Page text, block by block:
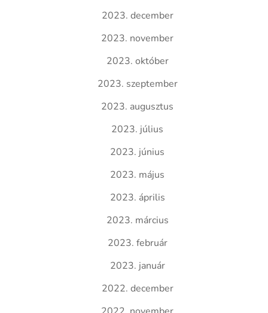
2023. december
2023. november
2023. október
2023. szeptember
2023. augusztus
2023. július
2023. június
2023. május
2023. április
2023. március
2023. február
2023. január
2022. december